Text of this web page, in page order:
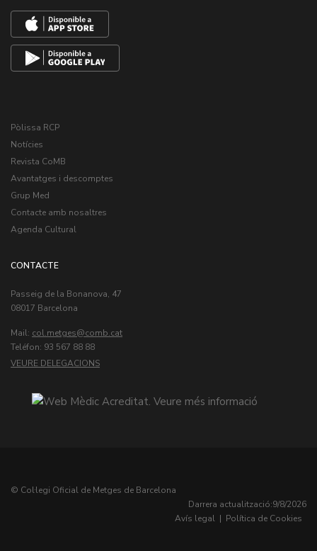
Pòlissa RCP
Notícies
Revista CoMB
Avantatges i descomptes
Grup Med
Contacte amb nosaltres
Agenda Cultural
CONTACTE
Passeig de la Bonanova, 47
08017 Barcelona
Mail: col.metges
Teléfon: 93 567 88 88
VEURE DELEGACIONS
© Col·legi Oficial de Metges de Barcelona
Darrera actualització:9/8/2026
Avís legal | Política de Cookies